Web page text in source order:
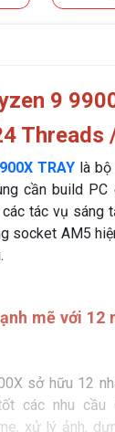
9
Threads
TRAYlà bộ
cần build PC
tác vụ sáng
socket AM5
mẽ với 12
sở hữu 12
các nhu cầu
xử lý ảnh,